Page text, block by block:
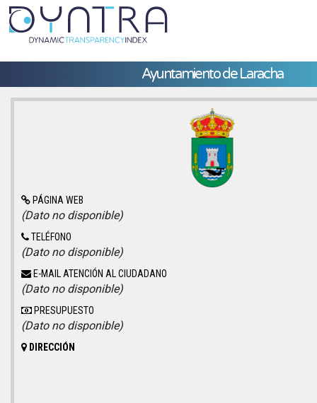
Ayuntamiento de Laracha
PÁGINA WEB
(Dato no disponible)
TELÉFONO
(Dato no disponible)
E-MAIL ATENCIÓN AL CIUDADANO
(Dato no disponible)
PRESUPUESTO
(Dato no disponible)
DIRECCIÓN